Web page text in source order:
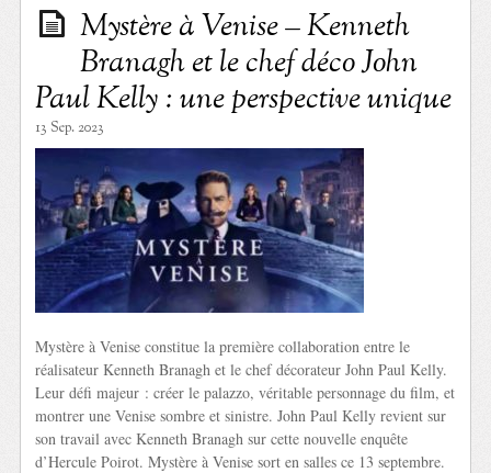
Mystère à Venise – Kenneth
Branagh et le chef déco John
Paul Kelly : une perspective unique
13 Sep. 2023
Mystère à Venise constitue la première collaboration entre le
réalisateur Kenneth Branagh et le chef décorateur John Paul Kelly.
Leur défi majeur : créer le palazzo, véritable personnage du film, et
montrer une Venise sombre et sinistre. John Paul Kelly revient sur
son travail avec Kenneth Branagh sur cette nouvelle enquête
d’Hercule Poirot. Mystère à Venise sort en salles ce 13 septembre.